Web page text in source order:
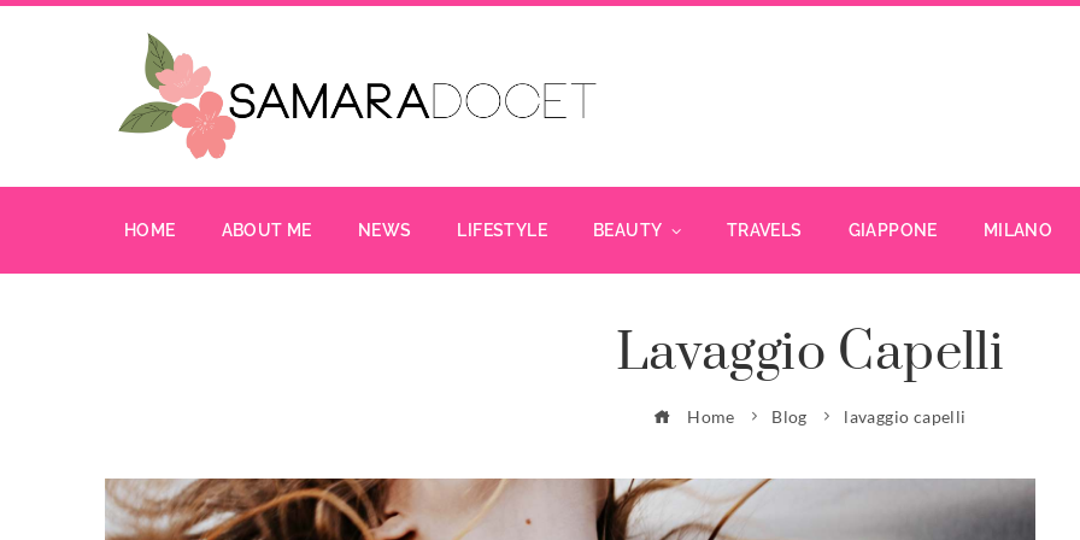
HOME ABOUT ME NEWS LIFESTYLE BEAUTY TRAVELS GIAPPONE MILANO
Lavaggio Capelli
Home Blog lavaggio capelli